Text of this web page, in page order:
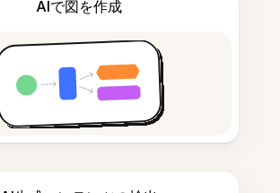
AIで図を作成